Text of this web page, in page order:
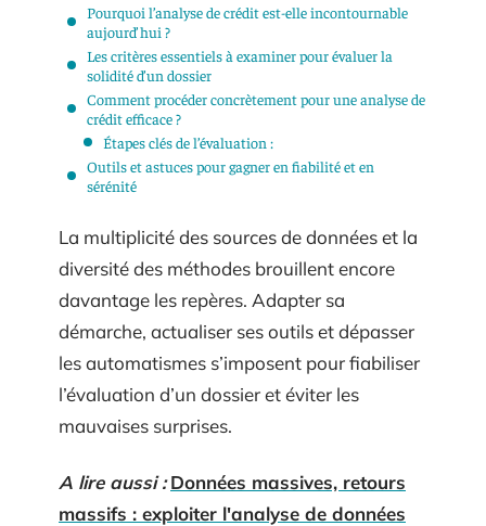
Pourquoi l’analyse de crédit est-elle incontournable
aujourd’hui ?
Les critères essentiels à examiner pour évaluer la
solidité d’un dossier
Comment procéder concrètement pour une analyse de
crédit efficace ?
Étapes clés de l’évaluation :
Outils et astuces pour gagner en fiabilité et en
sérénité
La multiplicité des sources de données et la
diversité des méthodes brouillent encore
davantage les repères. Adapter sa
démarche, actualiser ses outils et dépasser
les automatismes s’imposent pour fiabiliser
l’évaluation d’un dossier et éviter les
mauvaises surprises.
A lire aussi : Données massives, retours
massifs : exploiter l'analyse de données